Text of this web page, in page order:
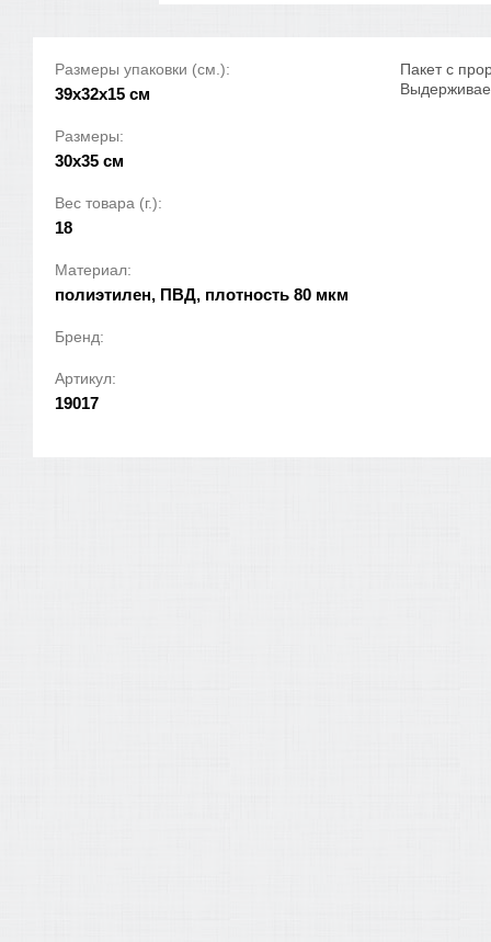
Размеры упаковки (см.):
39x32x15 см
Размеры:
30х35 см
Вес товара (г.):
18
Материал:
полиэтилен, ПВД, плотность 80 мкм
Бренд:
Артикул:
19017
Пакет с